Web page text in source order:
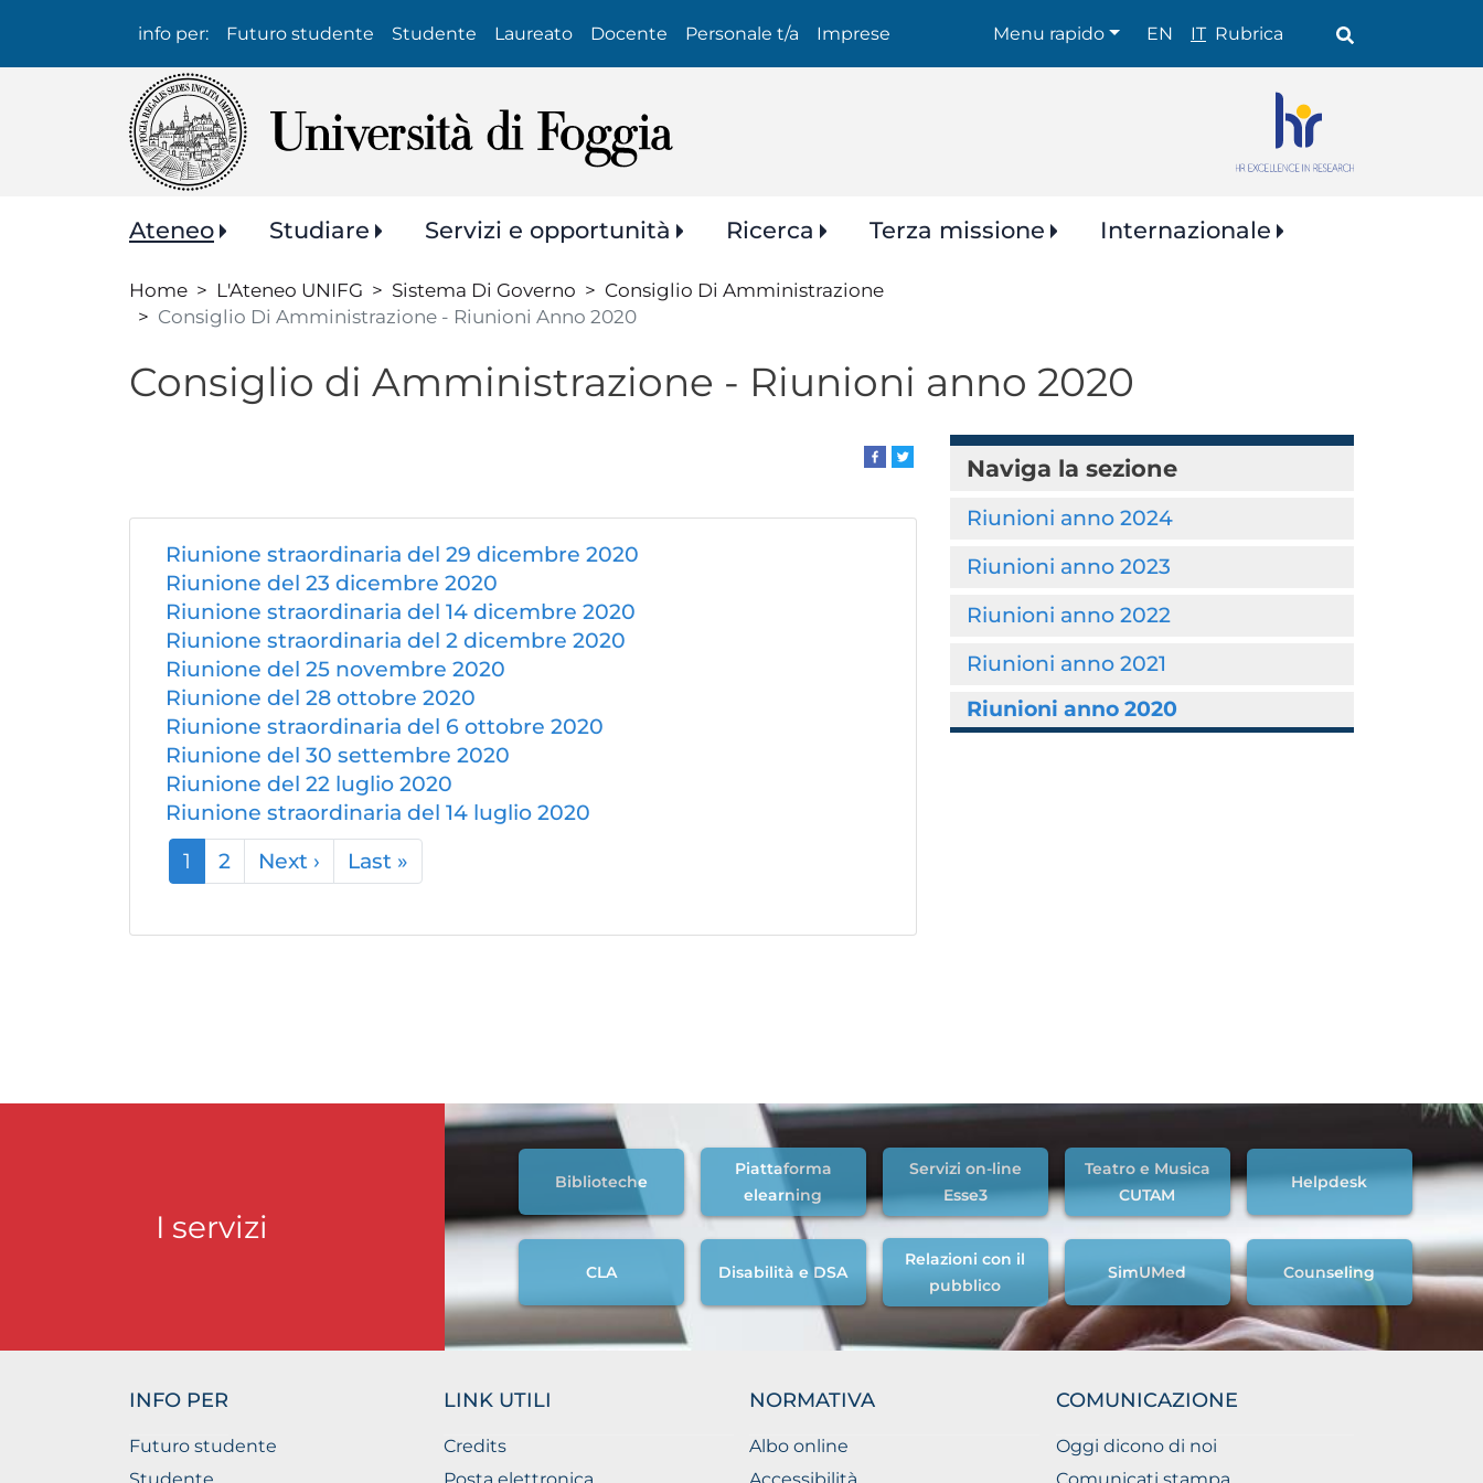
Info
per:
info per: Futuro studente Studente Laureato Docente Personale t/a Imprese Shortcuts
Menu rapido EN IT Rubrica
Navigazione
Ateneo Studiare Servizi e opportunità Ricerca Terza missione Internazionale
Home L'Ateneo UNIFG Sistema Di Governo
Consiglio Di Amministrazione
Consiglio Di Amministrazione - Riunioni Anno 2020
Consiglio di Amministrazione - Riunioni anno 2020
Riunione straordinaria del 29 dicembre 2020
Riunione del 23 dicembre 2020
Riunione straordinaria del 14 dicembre 2020
Riunione straordinaria del 2 dicembre 2020
Riunione del 25 novembre 2020
Riunione del 28 ottobre 2020
Riunione straordinaria del 6 ottobre 2020
Riunione del 30 settembre 2020
Riunione del 22 luglio 2020
Riunione straordinaria del 14 luglio 2020
Paginazione
1 2 Next › Pagina
successiva
Last »
pagina
Naviga la sezione
Riunioni anno 2024
Riunioni anno 2023
Riunioni anno 2022
Riunioni anno 2021
Riunioni anno 2020
I servizi
Biblioteche
Piattaforma
elearning
Servizi on-line
Esse3
Teatro e Musica
CUTAM
Helpdesk
CLA Disabilità e DSA
Relazioni con il
pubblico
SimUMed Counseling
INFO PER
Futuro studente
LINK UTILI
Credits
NORMATIVA
Albo online
COMUNICAZIONE
Oggi dicono di noi